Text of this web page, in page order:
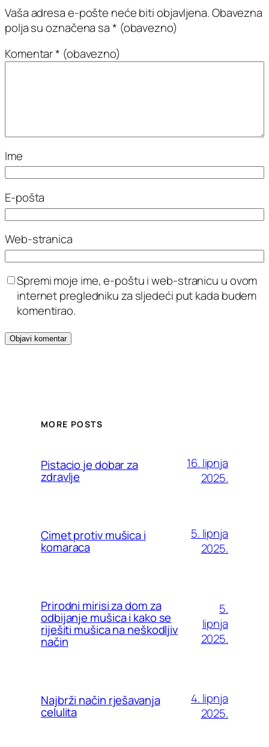
Vaša adresa e-pošte neće biti objavljena.Obavezna
polja su označena sa* (obavezno)
Komentar* (obavezno)
Ime
E-pošta
Web-stranica
Spremi moje ime, e-poštu i web-stranicu u ovom
internet pregledniku za sljedeći put kada budem
komentirao.
MORE POSTS
Pistacio je dobar za
zdravlje
16. lipnja
2025.
Cimet protiv mušica i
komaraca
5. lipnja
2025.
Prirodni mirisi za dom za
odbijanje mušica i kako se
riješiti mušica na neškodljiv
način
5.
lipnja
2025.
Najbrži način rješavanja
celulita
4. lipnja
2025.